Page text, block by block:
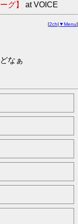
グ】 at VOICE
[2ch| ▼Menu]
なぁ